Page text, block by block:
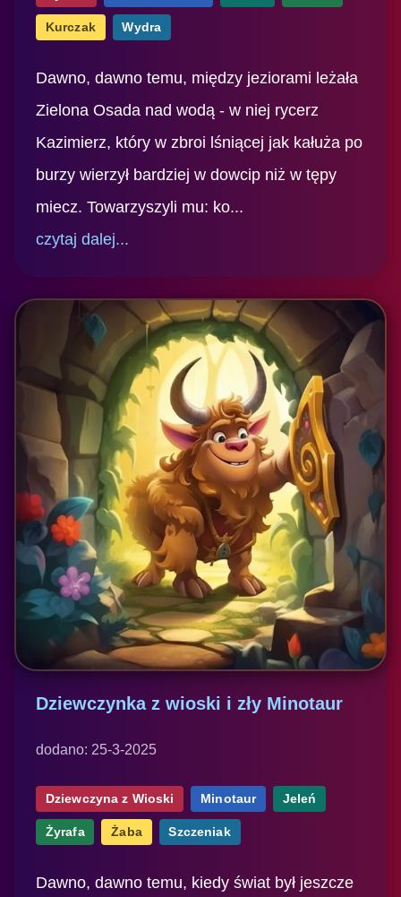
Kurczak Wydra
Dawno, dawno temu, między jeziorami leżała
Zielona Osada nad wodą - w niej rycerz
Kazimierz, który w zbroi lśniącej jak kałuża po
burzy wierzył bardziej w dowcip niż w tępy
miecz. Towarzyszyli mu: ko...
czytaj dalej...
Dziewczynka z wioski i zły Minotaur
dodano: 25-3-2025
Dziewczyna z Wioski Minotaur Jeleń
Żyrafa Żaba Szczeniak
Dawno, dawno temu, kiedy świat był jeszcze